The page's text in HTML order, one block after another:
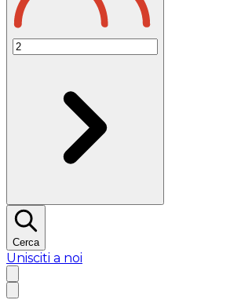
Cerca
Unisciti a noi